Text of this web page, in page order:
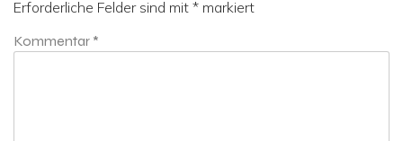
Erforderliche Felder sind mit * markiert
Kommentar *